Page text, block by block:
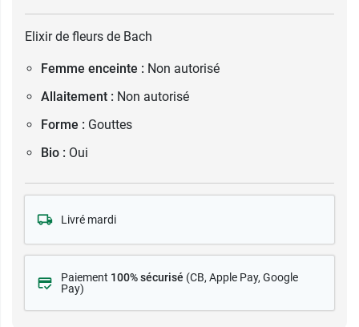
Elixir de fleurs de Bach
Femme enceinte : Non autorisé
Allaitement : Non autorisé
Forme : Gouttes
Bio : Oui
Livré mardi
Paiement 100% sécurisé (CB, Apple Pay, Google
Pay)